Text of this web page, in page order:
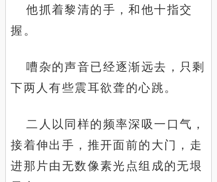
他抓着黎清的手，和他十指交
握。
嘈杂的声音已经逐渐远去，只剩
下两人有些震耳欲聋的心跳。
二人以同样的频率深吸一口气，
接着伸出手，推开面前的大门，走
进那片由无数像素光点组成的无垠